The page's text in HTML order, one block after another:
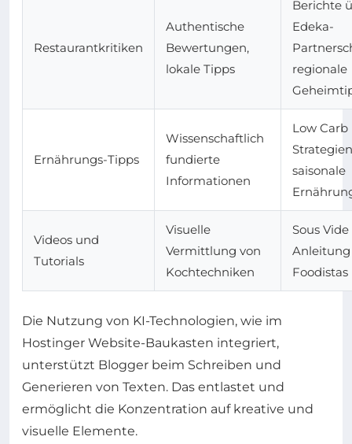
Restaurantkritiken
Authentische
Bewertungen,
lokale Tipps
Berichte
Edeka-
regionale
Ernährungs-Tipps
Wissenschaftlich
fundierte
Informationen
Low Carb
saisonale
Videos und
Tutorials
Visuelle
Vermittlung von
Kochtechniken
Sous Vide
Foodistas
Die Nutzung von KI-Technologien, wie im
Hostinger Website-Baukasten integriert,
unterstützt Blogger beim Schreiben und
Generieren von Texten. Das entlastet und
ermöglicht die Konzentration auf kreative und
visuelle Elemente.